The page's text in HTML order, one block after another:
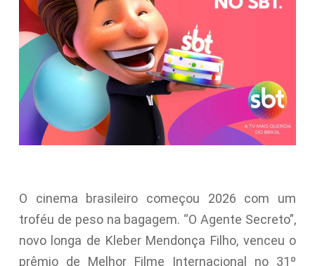
O cinema brasileiro começou 2026 com um
troféu de peso na bagagem. “O Agente Secreto”,
novo longa de Kleber Mendonça Filho, venceu o
prêmio de Melhor Filme Internacional no 31º